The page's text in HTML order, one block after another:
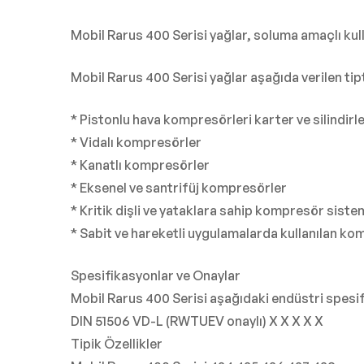
Mobil Rarus 400 Serisi yağlar, soluma amaçlı
Mobil Rarus 400 Serisi yağlar aşağıda verilen
* Pistonlu hava kompresörleri karter ve
* Vidalı kompresörler
* Kanatlı kompresörler
* Eksenel ve santrifüj kompresörler
* Kritik dişli ve yataklara sahip kompresör
* Sabit ve hareketli uygulamalarda kullanılan
Spesifikasyonlar ve Onaylar
Mobil Rarus 400 Serisi aşağıdaki endüstri
DIN 51506 VD-L (RWTUEV onaylı) X X X X X
Tipik Özellikler